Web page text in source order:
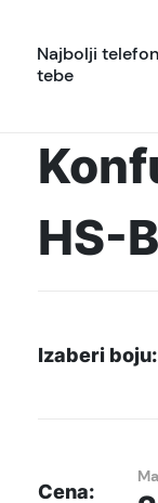
Najbolji
tebe
HS-
Izaberi boju:
Cena: